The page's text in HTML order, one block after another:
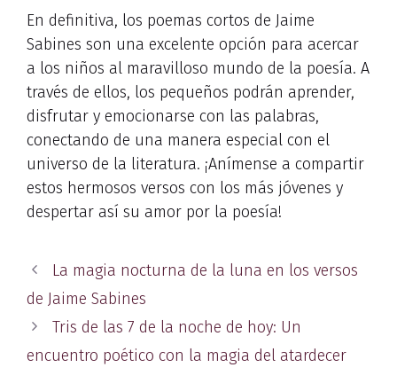
En definitiva, los poemas cortos de Jaime
Sabines son una excelente opción para acercar
a los niños al maravilloso mundo de la poesía. A
través de ellos, los pequeños podrán aprender,
disfrutar y emocionarse con las palabras,
conectando de una manera especial con el
universo de la literatura. ¡Anímense a compartir
estos hermosos versos con los más jóvenes y
despertar así su amor por la poesía!
La magia nocturna de la luna en los versos
de Jaime Sabines
Tris de las 7 de la noche de hoy: Un
encuentro poético con la magia del atardecer